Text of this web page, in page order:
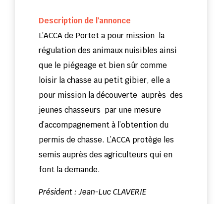
Description de l'annonce
L’ACCA de Portet a pour mission la
régulation des animaux nuisibles ainsi
que le piégeage et bien sûr comme
loisir la chasse au petit gibier, elle a
pour mission la découverte auprès des
jeunes chasseurs par une mesure
d’accompagnement à l’obtention du
permis de chasse. L’ACCA protège les
semis auprès des agriculteurs qui en
font la demande.
Président : Jean-Luc CLAVERIE